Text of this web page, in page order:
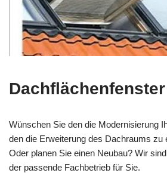
Dachflächenfenster
Wünschen Sie den die Modernisierung
den die Erweiterung des Dachraums zu
Oder planen Sie einen Neubau? Wir
der passende Fachbetrieb für Sie.